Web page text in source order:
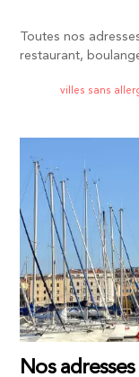
Toutes nos
restaurant,
villes sans
Nos